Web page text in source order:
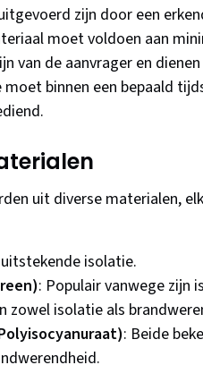
zijn door een
moet voldoen aan
van de aanvrager en
moet binnen een bepaald
uit diverse materialen,
isolatie.
: Populair vanwege zijn
zowel isolatie als
: Beide